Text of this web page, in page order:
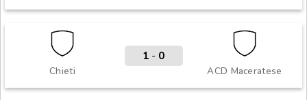
Chieti ACD Maceratese
1 - 0